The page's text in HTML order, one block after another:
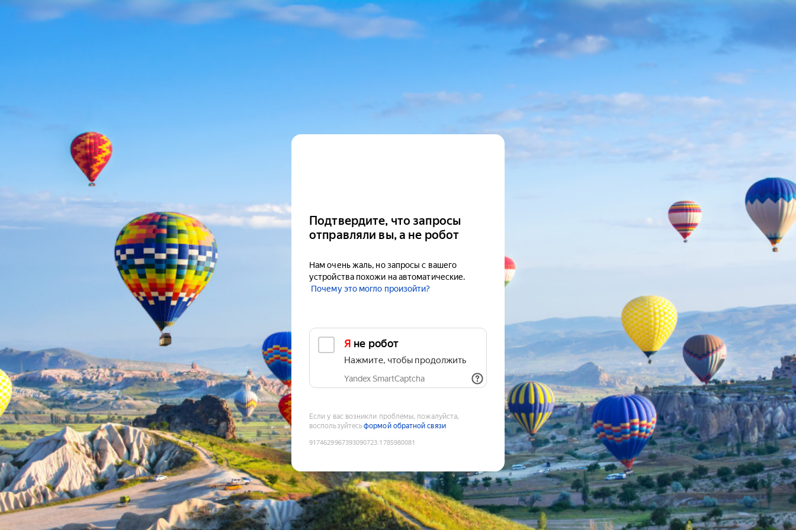
Подтвердите, что запросы
отправляли вы, а не робот
Нам очень жаль, но запросы с вашего
устройства похожи на автоматические.
Почему это могло произойти?
Я не робот
Нажмите, чтобы продолжить
Yandex SmartCaptcha
Если у вас возникли проблемы, пожалуйста,
воспользуйтесьформой обратной связи
9174629967393090723:1785980081